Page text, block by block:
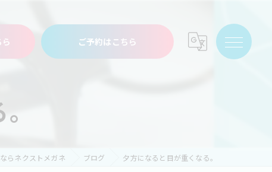
ご予約はこちら
らネクストメガネ ブログ 夕方になると目が重くなる。